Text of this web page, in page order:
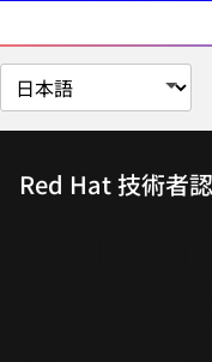
ペ
ー
Red Hat 技術者